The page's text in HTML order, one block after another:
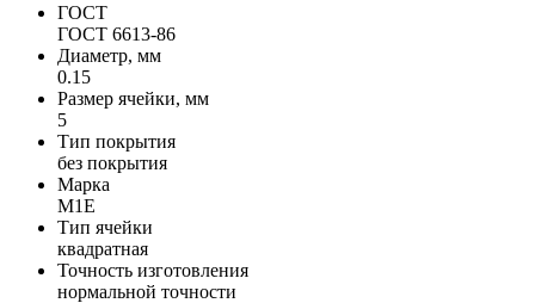
ГОСТ
ГОСТ 6613-86
Диаметр, мм
0.15
Размер ячейки, мм
5
Тип покрытия
без покрытия
Марка
М1Е
Тип ячейки
квадратная
Точность изготовления
нормальной точности